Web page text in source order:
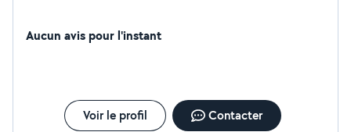
Aucun avis pour l'instant
Voir le profil Contacter